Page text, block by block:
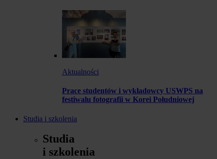
Aktualności
Prace studentów i wykładowcy USWPS na
festiwalu fotografii w Korei Południowej
Studia i szkolenia
Studia
i szkolenia